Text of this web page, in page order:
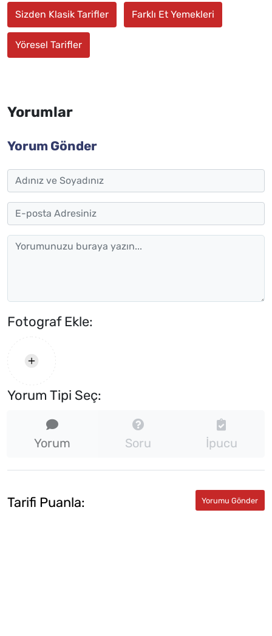
Sizden Klasik Tarifler Farklı Et Yemekleri
Yöresel Tarifler
Yorumlar
Yorum Gönder
Fotograf Ekle:
Yorum Tipi Seç:
Yorum Soru İpucu
Tarifi Puanla: